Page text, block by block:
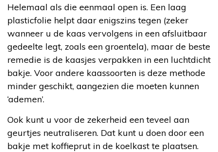
Helemaal als die eenmaal open is. Een laag
plasticfolie helpt daar enigszins tegen (zeker
wanneer u de kaas vervolgens in een afsluitbaar
gedeelte legt, zoals een groentela), maar de beste
remedie is de kaasjes verpakken in een luchtdicht
bakje. Voor andere kaassoorten is deze methode
minder geschikt, aangezien die moeten kunnen
‘ademen’.
Ook kunt u voor de zekerheid een teveel aan
geurtjes neutraliseren. Dat kunt u doen door een
bakje met koffieprut in de koelkast te plaatsen.